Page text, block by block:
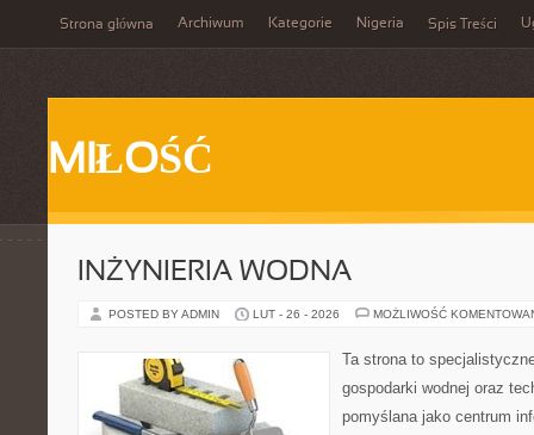
Strona główna Archiwum Kategorie Nigeria Spis Treści
MIŁOŚĆ
INŻYNIERIA WODNA
POSTED BY ADMIN LUT - 26 - 2026 MOŻLIWOŚĆ
Ta strona to
gospodarki wodnej oraz
pomyślana jako centrum